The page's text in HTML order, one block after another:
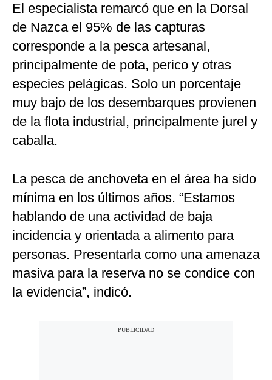
El especialista remarcó que en la Dorsal
de Nazca el 95% de las capturas
corresponde a la pesca artesanal,
principalmente de pota, perico y otras
especies pelágicas. Solo un porcentaje
muy bajo de los desembarques provienen
de la flota industrial, principalmente jurel y
caballa.
La pesca de anchoveta en el área ha sido
mínima en los últimos años. “Estamos
hablando de una actividad de baja
incidencia y orientada a alimento para
personas. Presentarla como una amenaza
masiva para la reserva no se condice con
la evidencia”, indicó.